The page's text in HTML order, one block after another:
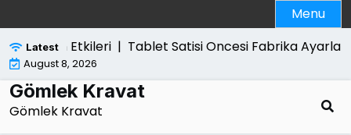
to
content
Menu
Latest
Yol Acan Etkileri |Tablet Satisi Oncesi Fabrika
August 8, 2026
Gömlek Kravat
Gömlek Kravat